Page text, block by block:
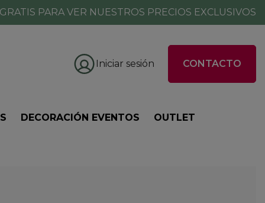
PARA VER NUESTROS PRECIOS EXCLUSIVOS
Iniciar sesión CONTACTO
DECORACIÓN EVENTOS OUTLET